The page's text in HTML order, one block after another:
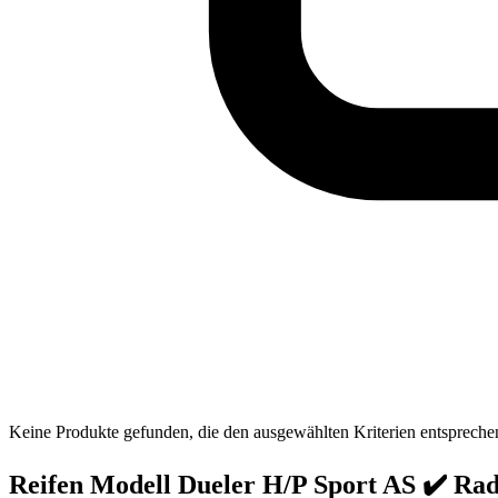
Keine Produkte gefunden, die den ausgewählten Kriterien
Reifen Modell Dueler H/P Sport AS ✔️